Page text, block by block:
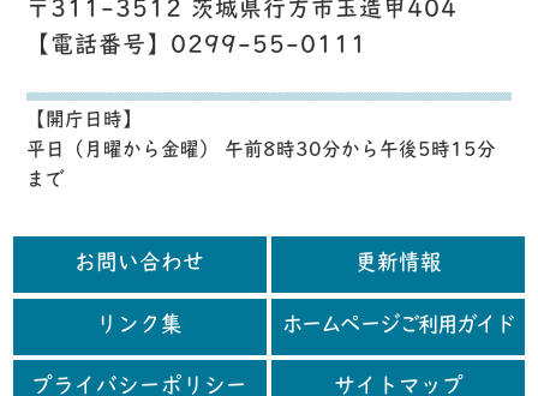
〒311-3512 茨城県行方市玉造甲404
【電話番号】0299-55-0111
【開庁日時】
平日（月曜から金曜） 午前8時30分から午後5時15分
まで
お問い合わせ 更新情報
リンク集 ホームページご利用ガイド
プライバシーポリシー サイトマップ